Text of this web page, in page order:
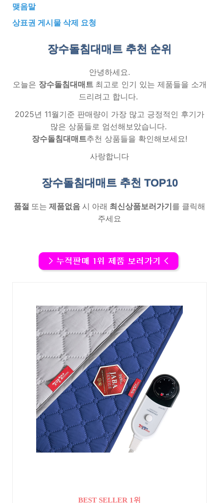
맺음말
상표권 게시물 삭제 요청
장수돌침대매트 추천 순위
안녕하세요.
오늘은 장수돌침대매트 최고로 인기 있는 제품들을 소개
드리려고 합니다.
2025년 11월기준 판매량이 가장 많고 긍정적인 후기가
많은 상품들로 엄선해보았습니다.
장수돌침대매트추천 상품들을 확인해보세요!
사랑합니다
장수돌침대매트 추천 TOP10
품절 또는 제품없음 시 아래 최신상품보러가기 를 클릭해
주세요
BEST SELLER 1위